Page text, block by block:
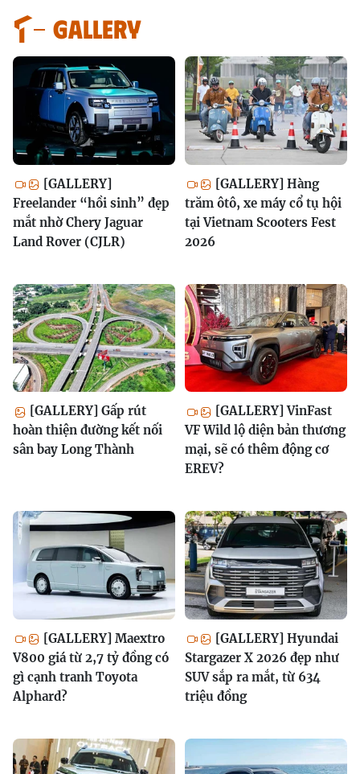
GALLERY
[GALLERY]
Freelander “hồi sinh” đẹp
mắt nhờ Chery Jaguar
Land Rover (CJLR)
[GALLERY] Hàng
trăm ôtô, xe máy cổ tụ hội
tại Vietnam Scooters Fest
2026
[GALLERY] Gấp rút
hoàn thiện đường kết nối
sân bay Long Thành
[GALLERY] VinFast
VF Wild lộ diện bản thương
mại, sẽ có thêm động cơ
EREV?
[GALLERY] Maextro
V800 giá từ 2,7 tỷ đồng có
gì cạnh tranh Toyota
Alphard?
[GALLERY] Hyundai
Stargazer X 2026 đẹp như
SUV sắp ra mắt, từ 634
triệu đồng